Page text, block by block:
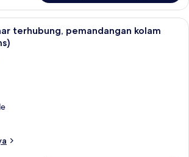
Brankas, meja kerja, Wi-Fi gratis, dan
terhubung, pemandangan kolam